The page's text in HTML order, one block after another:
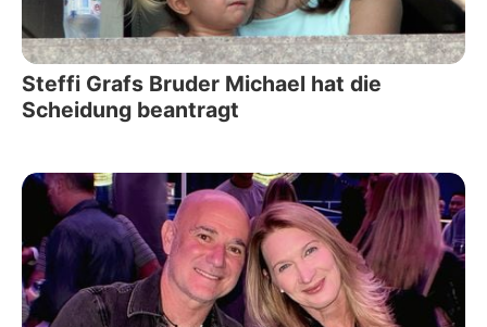
Steffi Grafs Bruder Michael hat die
Scheidung beantragt